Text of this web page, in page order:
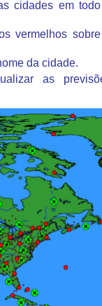
cidades em
vermelhos
da cidade.
as